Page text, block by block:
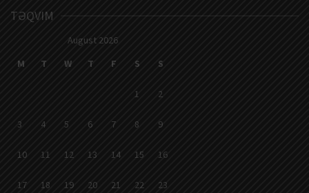
TƏQVIM
August 2026
M
T W T F S S
1 2
3 4 5 6 7 8 9
10 11 12 13 14 15 16
17 18 19 20 21 22 23